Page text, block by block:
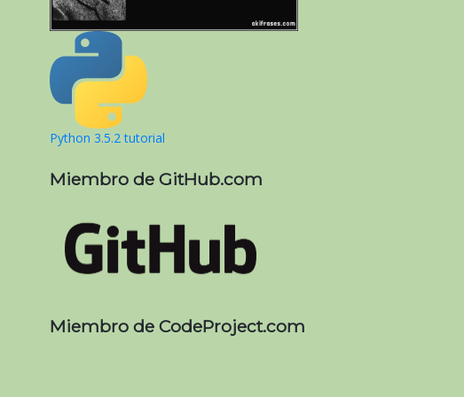
Python 3.5.2 tutorial
Miembro de GitHub.com
Miembro de CodeProject.com